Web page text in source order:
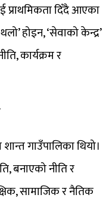
प्राथमिकता दिँदै आएका
होइन, ‘सेवाको केन्द्र’
कार्यक्रम र
गाउँपालिका थियो।
बनाएको नीति र
सामाजिक र नैतिक